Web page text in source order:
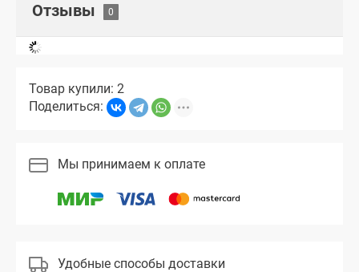
Отзывы
Товар купили: 2
Поделиться:
Мы принимаем к оплате
Удобные способы доставки